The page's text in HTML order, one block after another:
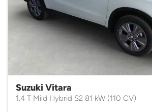
Suzuki Vitara
1.4 T Mild Hybrid S2 81 kW (110 CV)